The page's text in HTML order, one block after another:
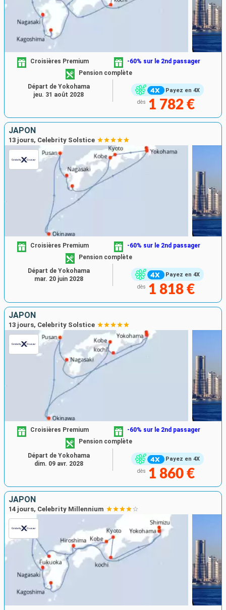
Payez en 4X
Croisières Premium
-60% sur le 2nd passager
Pension complète
dès 1 782 €
Départ de Yokohama
jeu. 31 août 2028
JAPON
13 jours, Celebrity Solstice
Payez en 4X
Croisières Premium
-60% sur le 2nd passager
Pension complète
dès 1 818 €
Départ de Yokohama
mar. 20 juin 2028
JAPON
13 jours, Celebrity Solstice
Payez en 4X
Croisières Premium
-60% sur le 2nd passager
Pension complète
dès 1 860 €
Départ de Yokohama
dim. 09 avr. 2028
JAPON
14 jours, Celebrity Millennium